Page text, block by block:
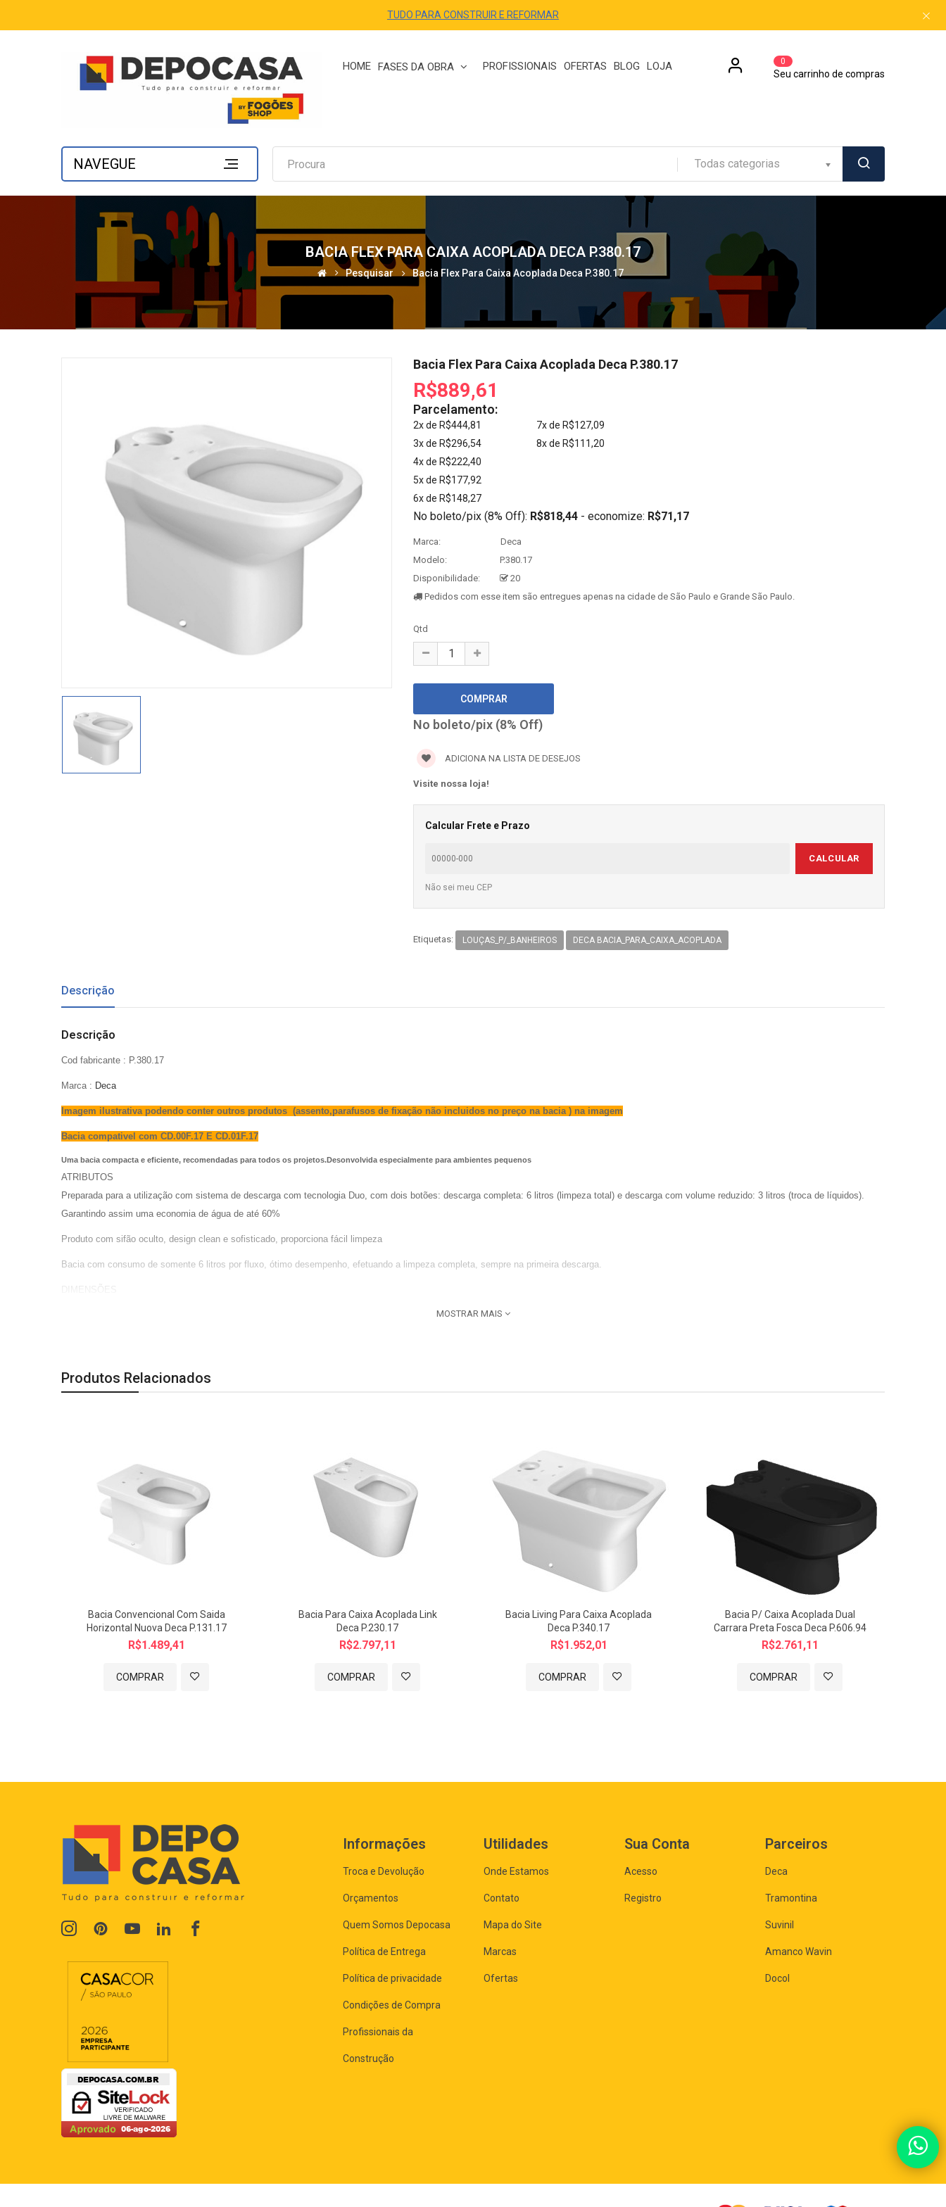
TUDO PARA CONSTRUIR E REFORMAR
HOME FASES DA OBRA PROFISSIONAIS OFERTAS BLOG LOJA
Seu carrinho de compras
0
NAVEGUE Todas categorias
BACIA FLEX PARA CAIXA ACOPLADA DECA P.380.17
Pesquisar Bacia Flex Para Caixa Acoplada Deca P.380.17
Bacia Flex Para Caixa Acoplada Deca P.380.17
R$889,61
Parcelamento:
2x de R$444,81
3x de R$296,54
4x de R$222,40
5x de R$177,92
6x de R$148,27
7x de R$127,09
8x de R$111,20
No boleto/pix (8% Off): R$818,44 - economize: R$71,17
Marca:
Deca
Modelo:
P.380.17
Disponibilidade:
20
Pedidos com esse item são entregues apenas na cidade de São Paulo e Grande São Paulo.
Qtd
No boleto/pix (8% Off)
ADICIONA NA LISTA DE DESEJOS
Visite nossa loja!
Calcular Frete e Prazo
CALCULAR
Não sei meu CEP
Etiquetas: LOUÇAS_P/_BANHEIROS DECA BACIA_PARA_CAIXA_ACOPLADA
Descrição
Descrição
Cod fabricante : P.380.17
Marca : Deca
Imagem ilustrativa podendo conter outros produtos (assento,parafusos de fixação não incluidos no preço na bacia ) na imagem
Bacia compativel com CD.00F.17 E CD.01F.17
Uma bacia compacta e eficiente, recomendadas para todos os projetos.Desonvolvida especialmente para ambientes pequenos
ATRIBUTOS
Preparada para a utilização com sistema de descarga com tecnologia Duo, com dois botões: descarga completa: 6 litros (limpeza total) e descarga com volume reduzido: 3 litros (troca de líquidos).
Garantindo assim uma economia de água de até 60%
Produto com sifão oculto, design clean e sofisticado, proporciona fácil limpeza
Bacia com consumo de somente 6 litros por fluxo, ótimo desempenho, efetuando a limpeza completa, sempre na primeira descarga.
MOSTRAR MAIS
Produtos Relacionados
Bacia Convencional Com Saida
Horizontal Nuova Deca P.131.17
R$1.489,41
COMPRAR
Bacia Para Caixa Acoplada Link
Deca P.230.17
R$2.797,11
COMPRAR
Bacia Living Para Caixa Acoplada
Deca P.340.17
R$1.952,01
COMPRAR
Bacia P/ Caixa Acoplada Dual
Carrara Preta Fosca Deca P.606.94
R$2.761,11
COMPRAR
Informações
Troca e Devolução
Orçamentos
Quem Somos Depocasa
Política de Entrega
Política de privacidade
Condições de Compra
Profissionais da
Construção
Utilidades
Onde Estamos
Contato
Mapa do Site
Marcas
Ofertas
Sua Conta
Acesso
Registro
Parceiros
Deca
Tramontina
Suvinil
Amanco Wavin
Docol